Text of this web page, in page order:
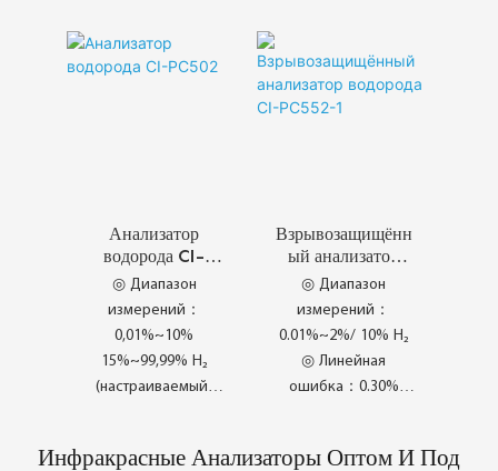
FS
◎ Повторяемость:
ошибка：0.30%
◎ Повторяемость：
0.20%
Анализатор
водорода CI-
PC502
◎ Диапазон
измерений：
0,01%~10%
15%~99,99% H₂
(настраиваемый)
◎ Повторяемость：
Взрывозащищённ
ый анализатор
водорода CI-
PC552-1
◎ Диапазон
измерений：
0.01%~2%/ 10% H₂
◎ Линейная
ошибка：0.30%
Инфракрасные Анализаторы Оптом И Под